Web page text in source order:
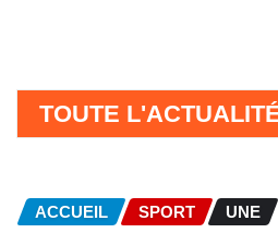
TOUTE
ACCUEIL SPORT UNE